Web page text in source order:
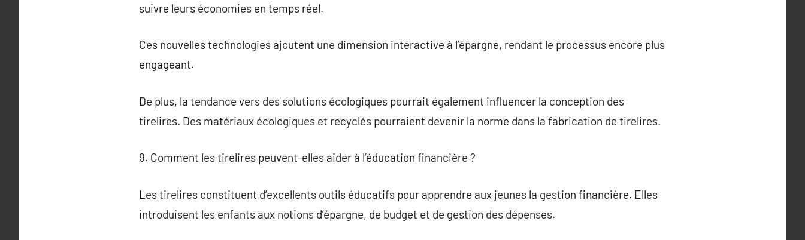
suivre leurs économies en temps réel.
Ces nouvelles technologies ajoutent une dimension interactive à l’épargne, rendant le processus encore plus
engageant.
De plus, la tendance vers des solutions écologiques pourrait également influencer la conception des
tirelires. Des matériaux écologiques et recyclés pourraient devenir la norme dans la fabrication de tirelires.
9. Comment les tirelires peuvent-elles aider à l’éducation financière ?
Les tirelires constituent d’excellents outils éducatifs pour apprendre aux jeunes la gestion financière. Elles
introduisent les enfants aux notions d’épargne, de budget et de gestion des dépenses.